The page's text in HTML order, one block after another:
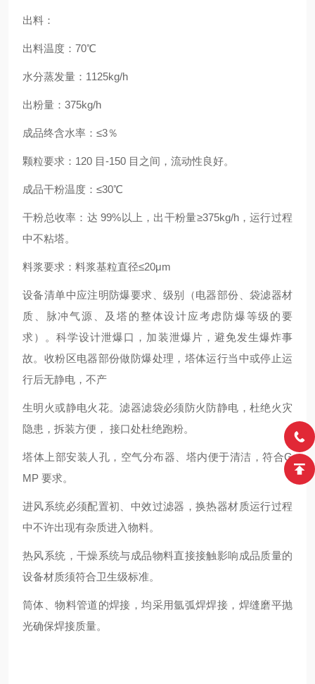
出料：
出料温度：70℃
水分蒸发量：1125kg/h
出粉量：375kg/h
成品终含水率：≤3％
颗粒要求：120 目-150 目之间，流动性良好。
成品干粉温度：≤30℃
干粉总收率：达 99%以上，出干粉量≥375kg/h，运行过程
中不粘塔。
料浆要求：料浆基粒直径≤20μm
设备清单中应注明防爆要求、级别（电器部份、袋滤器材
质、脉冲气源、及塔的整体设计应考虑防爆等级的要
求）。科学设计泄爆口，加装泄爆片，避免发生爆炸事
故。收粉区电器部份做防爆处理，塔体运行当中或停止运
行后无静电，不产
生明火或静电火花。滤器滤袋必须防火防静电，杜绝火灾
隐患，拆装方便， 接口处杜绝跑粉。
塔体上部安装人孔，空气分布器、塔内便于清洁，符合G
MP 要求。
进风系统必须配置初、中效过滤器，换热器材质运行过程
中不许出现有杂质进入物料。
热风系统，干燥系统与成品物料直接接触影响成品质量的
设备材质须符合卫生级标准。
筒体、物料管道的焊接，均采用氩弧焊焊接，焊缝磨平抛
光确保焊接质量。